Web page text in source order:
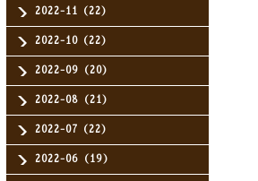
2022-11（22）
2022-10（22）
2022-09（20）
2022-08（21）
2022-07（22）
2022-06（19）